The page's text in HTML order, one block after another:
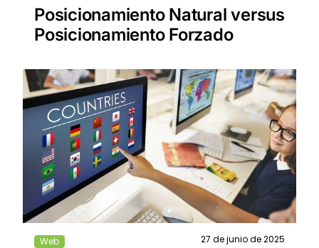
Posicionamiento Natural versus
Posicionamiento Forzado
Web 27 de junio de 2025